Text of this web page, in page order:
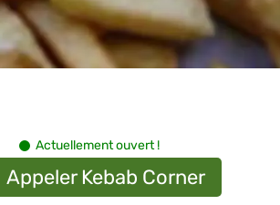
Actuellement ouvert !
Appeler Kebab Corner